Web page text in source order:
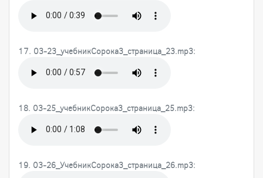
17. 03-23_учебникСорока3_страница_23.mp3:
18. 03-25_учебникСорока3_страница_25.mp3:
19. 03-26_УчебникСорока3_страница_26.mp3: